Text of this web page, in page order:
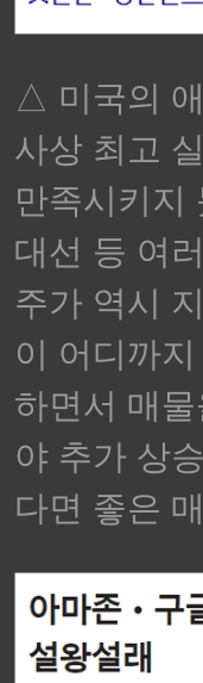
△ 미국의
사상 최고
만족시키지
대선 등 여
주가 역시
이 어디까
하면서 매
야 추가 상
다면 좋은